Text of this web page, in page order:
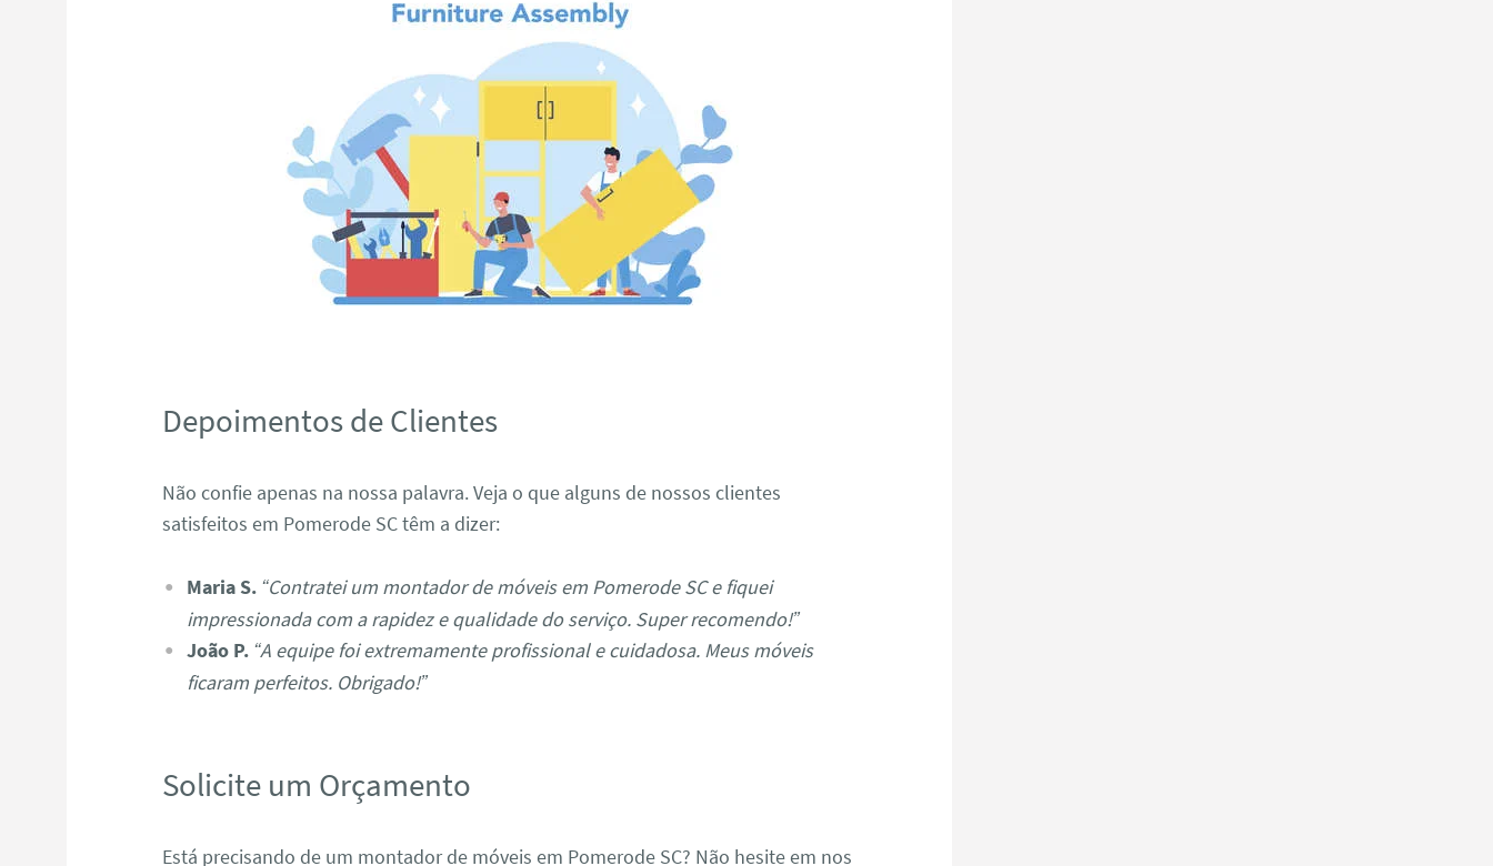
Depoimentos de Clientes
Não confie apenas na nossa palavra. Veja o que alguns de nossos clientes
satisfeitos em Pomerode SC têm a dizer:
Maria S. “Contratei um montador de móveis em Pomerode SC e fiquei
impressionada com a rapidez e qualidade do serviço. Super recomendo!”
João P. “A equipe foi extremamente profissional e cuidadosa. Meus móveis
ficaram perfeitos. Obrigado!”
Solicite um Orçamento
Está precisando de um montador de móveis em Pomerode SC? Não hesite em nos